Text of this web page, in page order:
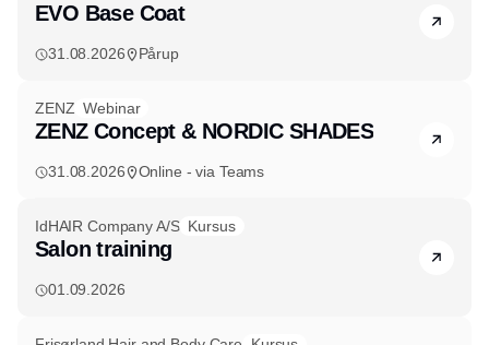
EVO Base Coat
31.08.2026 Pårup
ZENZ Webinar
ZENZ Concept & NORDIC SHADES
31.08.2026 Online - via Teams
IdHAIR Company A/S Kursus
Salon training
01.09.2026